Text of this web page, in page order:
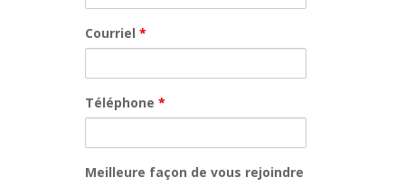
Courriel *
Téléphone *
Meilleure façon de vous rejoindre